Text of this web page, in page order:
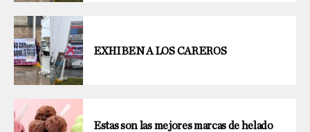
EXHIBEN A LOS CAREROS
Estas son las mejores marcas de helado